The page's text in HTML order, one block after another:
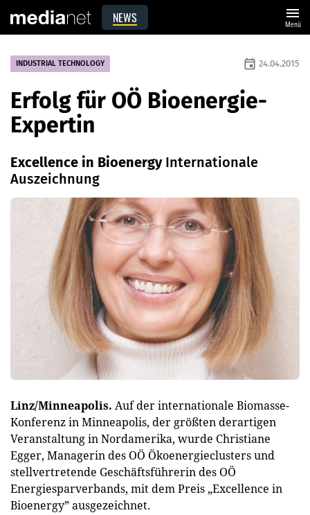
NEWS menu
Menü
INDUSTRIAL TECHNOLOGY event 24.04.2015
Erfolg für OÖ Bioenergie-
Expertin
Excellence in BioenergyInternationale
Auszeichnung
Linz/Minneapolis. Auf der internationale Biomasse-
Konferenz in Minneapolis, der größten derartigen
Veranstaltung in Nordamerika, wurde Christiane
Egger, Managerin des OÖ Ökoenergieclusters und
stellvertretende Geschäftsführerin des OÖ
Energiesparverbands, mit dem Preis „Excellence in
Bioenergy” ausgezeichnet.